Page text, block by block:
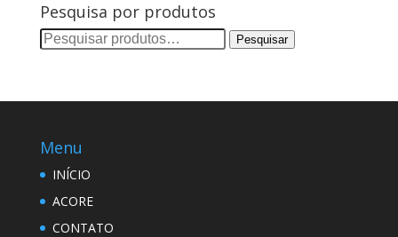
Pesquisa por produtos
Pesquisar
Pesquisar
Menu
INÍCIO
ACORE
CONTATO